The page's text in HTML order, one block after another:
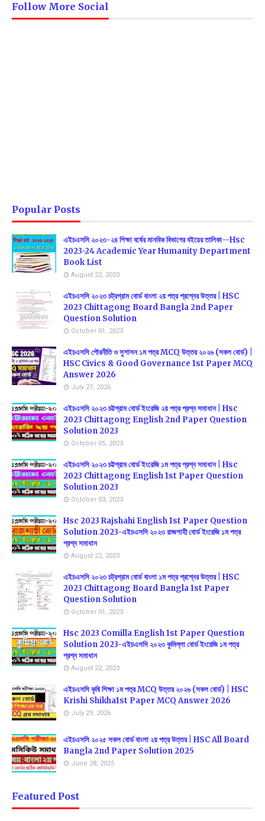
Follow More Social
Popular Posts
এইচএসসি ২০২৩-২৪ শিক্ষা বর্ষের মানবিক বিভাগের বইয়ের তালিকা--Hsc
2023-24 Academic Year Humanity Department
Book List
August 22, 2023
এইচএসসি ২০২৩ চট্রগ্রাম বোর্ড বাংলা ২য় পত্র প্রশ্নের উত্তর | HSC
2023 Chittagong Board Bangla 2nd Paper
Question Solution
October 01, 2023
এইচএসসি পৌরনীতি ও সুশাসন ১ম পত্র MCQ উত্তর ২০২৬ (সকল বোর্ড) |
HSC Civics & Good Governance 1st Paper MCQ
Answer 2026
July 27, 2026
এইচএসসি ২০২৩ চট্টগ্রাম বোর্ড ইংরেজি ২য় পত্র প্রশ্ন সমাধান | Hsc
2023 Chittagong English 2nd Paper Question
Solution 2023
October 05, 2023
এইচএসসি ২০২৩ চট্টগ্রাম বোর্ড ইংরেজি ১ম পত্র প্রশ্ন সমাধান | Hsc
2023 Chittagong English 1st Paper Question
Solution 2023
October 03, 2023
Hsc 2023 Rajshahi English 1st Paper Question
Solution 2023-এইচএসসি ২০২৩ রাজশাহী বোর্ড ইংরেজি ১ম পত্র
প্রশ্ন সমাধান
August 22, 2023
এইচএসসি ২০২৩ চট্রগ্রাম বোর্ড বাংলা ১ম পত্র প্রশ্নের উত্তর | HSC
2023 Chittagong Board Bangla 1st Paper
Question Solution
October 01, 2023
Hsc 2023 Comilla English 1st Paper Question
Solution 2023-এইচএসসি ২০২৩ কুমিল্লা বোর্ড ইংরেজি ১ম পত্র
প্রশ্ন সমাধান
August 22, 2023
এইচএসসি কৃষি শিক্ষা ১ম পত্র MCQ উত্তর ২০২৬ (সকল বোর্ড) | HSC
Krishi Shikha1st Paper MCQ Answer 2026
July 29, 2026
এইচএসসি ২০২৫ সকল বোর্ড বাংলা ২য় পত্র উত্তর | HSC All Board
Bangla 2nd Paper Solution 2025
June 28, 2025
Featured Post